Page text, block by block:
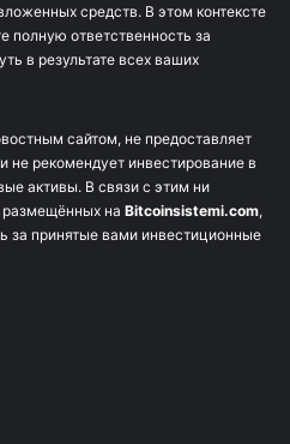
средств. В этом контексте
полную ответственность за
в результате всех ваших
сайтом, не предоставляет
не рекомендует инвестирование в
активы. В связи с этим ни
размещённых на Bitcoinsistemi.com,
за принятые вами инвестиционные